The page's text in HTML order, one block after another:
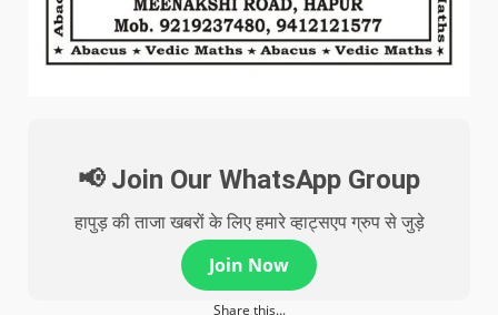
📢 Join Our WhatsApp Group
हापुड़ की ताजा खबरों के लिए हमारे व्हाट्सएप ग्रुप से जुड़े
Join Now
Share this...